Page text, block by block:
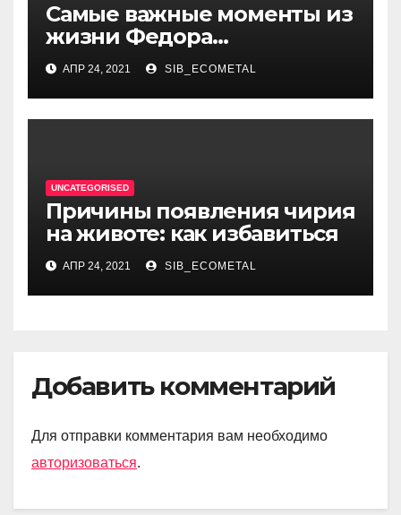
Самые важные моменты из
жизни Федора
Достоевского — от детства
и становления писателя до
трагических событий и
восхождения на
АПР 24, 2021 SIB_ECOMETAL
UNCATEGORISED
Причины появления чирия
на животе: как избавиться
АПР 24, 2021 SIB_ECOMETAL
Добавить комментарий
Для отправки комментария вам необходимо
авторизоваться.